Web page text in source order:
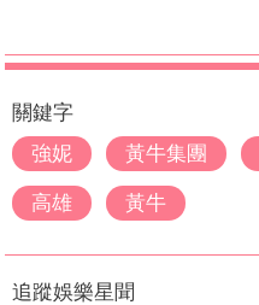
關鍵字
強妮
黃牛集團
高雄 黃牛
追蹤娛樂星聞